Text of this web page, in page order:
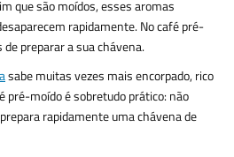
que são moídos, esses aromas
rapidamente. No café pré-
preparar a sua chávena.
sabe muitas vezes mais encorpado, rico
pré-moído é sobretudo prático: não
rapidamente uma chávena de